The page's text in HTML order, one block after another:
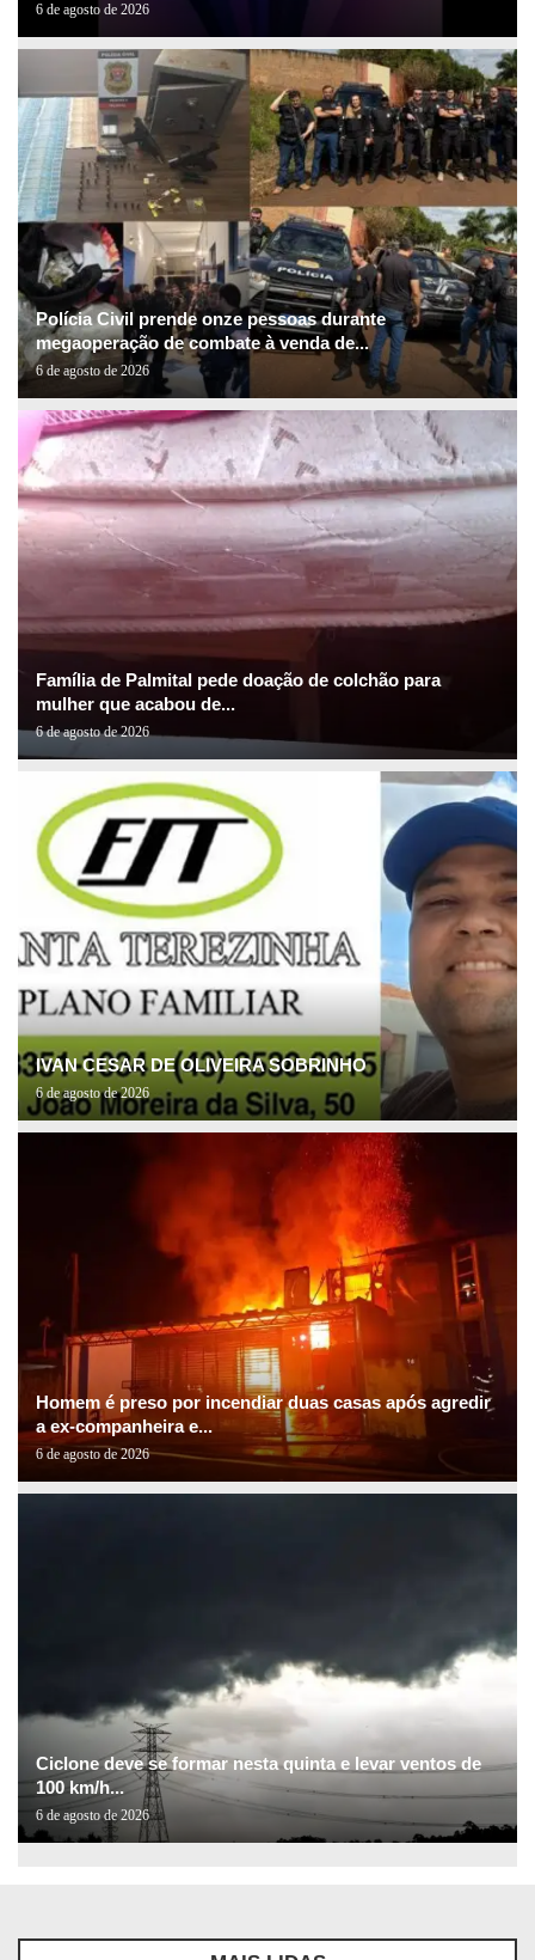
6 de agosto de 2026
Polícia Civil prende onze pessoas durante
megaoperação de combate à venda de...
6 de agosto de 2026
Família de Palmital pede doação de colchão para
mulher que acabou de...
6 de agosto de 2026
IVAN CESAR DE OLIVEIRA SOBRINHO
6 de agosto de 2026
Homem é preso por incendiar duas casas após agredir
a ex-companheira e...
6 de agosto de 2026
Ciclone deve se formar nesta quinta e levar ventos de
100 km/h...
6 de agosto de 2026